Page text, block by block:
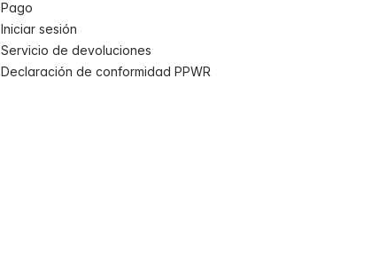
Pago
Iniciar sesión
Servicio de devoluciones
Declaración de conformidad PPWR